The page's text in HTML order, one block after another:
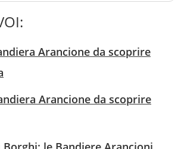
Arancione da scoprire
Arancione da scoprire